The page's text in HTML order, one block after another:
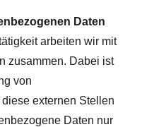
Daten
arbeiten wir mit
zusammen. Dabei ist
von
externen Stellen
Daten nur